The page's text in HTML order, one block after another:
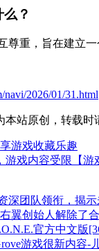
？
尊重，旨在建立
navi/2026/01/31.html
站原创，转载时
游戏收藏乐趣
戏内容受限【游
深团队领衔，揭
翼创始人解除
官方中文版
游戏很新内容-